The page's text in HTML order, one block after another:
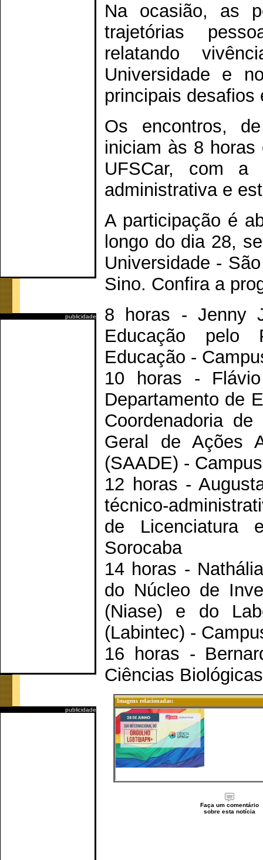
publicidade
publicidade
Na ocasião, as
trajetórias
relatando
Universidade e
principais desafios
Os encontros,
iniciam às 8
UFSCar, com a
administrativa e
A participação é
longo do dia 28,
Universidade -
Sino. Confira a
8 horas - Jenny
Educação pelo
Educação -
10 horas -
Departamento de
Coordenadoria
Geral de Ações
(SAADE) -
12 horas -
técnico-
de Licenciatura
Sorocaba
14 horas -
do Núcleo de
(Niase) e do
(Labintec) -
16 horas -
Ciências
Imagens relacionadas:
Faça um comentário
sobre esta notícia